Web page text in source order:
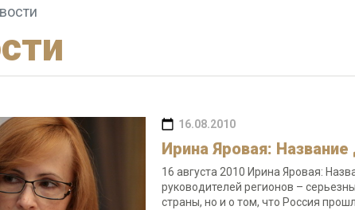
16.08.2010
Ирина Яровая:
16 августа 2010 Ирина Яровая:
руководителей регионов –
страны, но и о том, что Россия